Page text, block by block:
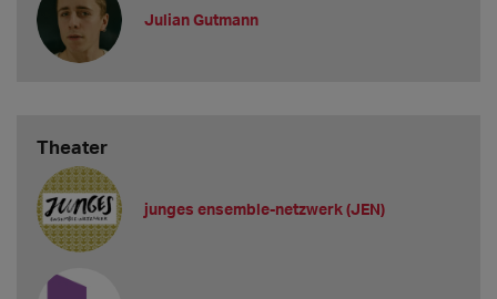
Julian Gutmann
Theater
junges ensemble-netzwerk (JEN)